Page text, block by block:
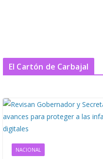
El Cartón de Carbajal
NACIONAL